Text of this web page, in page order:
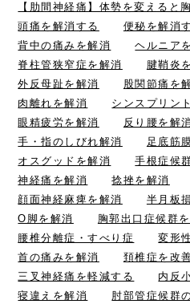
【肋間神経痛】体勢を変えると
頭痛を解消する
便秘を解消
背中の痛みを解消
ヘルニア
脊柱管狭窄症を解消
腱鞘炎
外反母趾を解消
股関節痛を
肉離れを解消
シンスプリン
眼精疲労を解消
反り腰を解消
手・指のしびれ解消
足底筋
オスグッドを解消
手根症候
神経痛を解消
捻挫を解消
顔面神経麻痺を解消
半月板
O脚を解消
胸郭出口症候群
腰椎分離症・すべり症
変形
首の痛みを解消
頚椎症を改
三叉神経痛を軽減する
内反
寝違えを解消
肘部管症候群